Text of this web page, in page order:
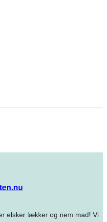
elsker lækker og nem mad! Vi